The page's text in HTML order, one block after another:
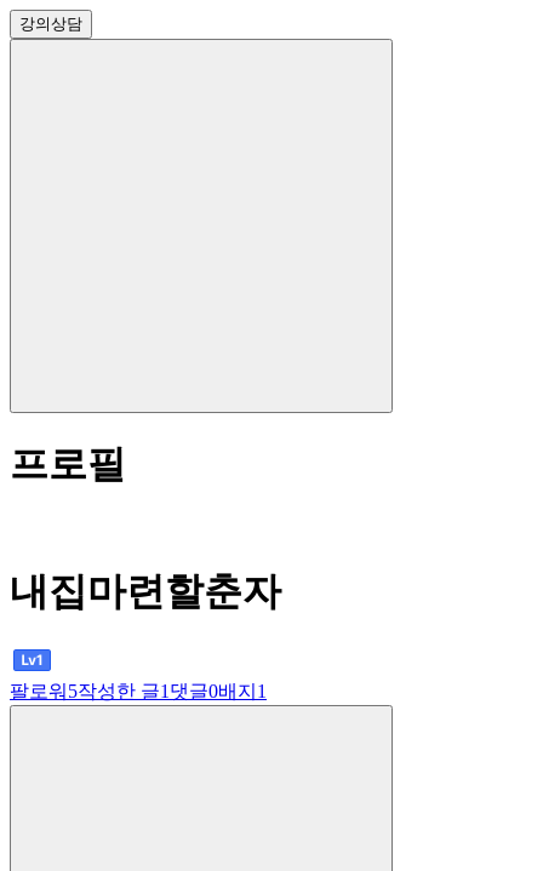
강의상담
프로필
내집마련할춘자
팔로워 5작성한 글1 댓글0배지 1